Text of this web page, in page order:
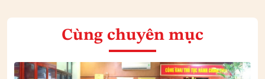
Cùng chuyên mục